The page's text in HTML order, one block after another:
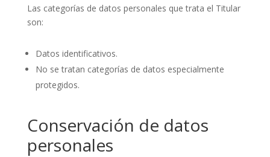
Las categorías de datos personales que trata el Titular
son:
Datos identificativos.
No se tratan categorías de datos especialmente
protegidos.
Conservación de datos
personales